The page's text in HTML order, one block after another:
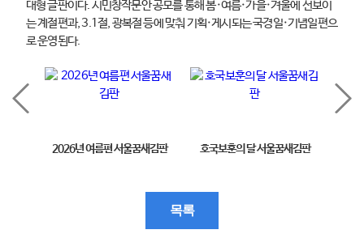
대형 글판이다. 시민창작문안 공모를 통해 봄·여름·가을·겨울에 선보이
는 계절편과, 3.1절, 광복절 등에 맞춰 기획·게시되는 국경일·기념일편으
로 운영된다.
2026년 여름편 서울꿈새김판 호국보훈의 달 서울꿈새김판
목록